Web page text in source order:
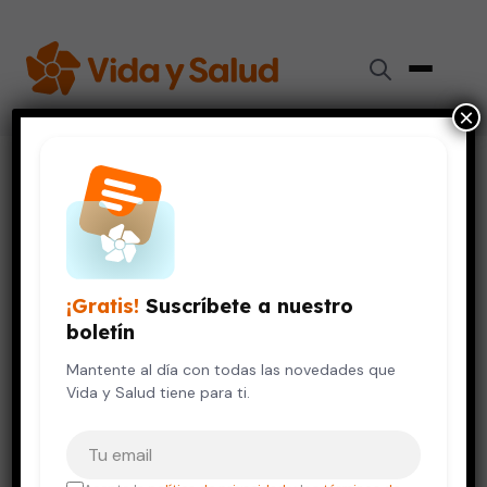
Videos de Salud
VIDA SALUDABLE
¿Qué es la oculoplastia?
12 de octubre, 2023
¡Gratis! Suscríbete a nuestro
boletín
Mantente al día con todas las novedades que
Vida y Salud tiene para ti.
×